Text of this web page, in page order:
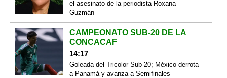
el asesinato de la periodista Roxana
Guzmán
CAMPEONATO SUB-20 DE LA
CONCACAF
14:17
Goleada del Tricolor Sub-20; México derrota
a Panamá y avanza a Semifinales